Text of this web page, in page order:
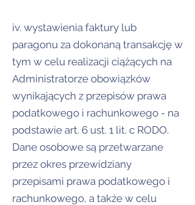
iv. wystawienia faktury lub
paragonu za dokonaną transakcję w
tym w celu realizacji ciążących na
Administratorze obowiązków
wynikających z przepisów prawa
podatkowego i rachunkowego - na
podstawie art. 6 ust. 1 lit. c RODO.
Dane osobowe są przetwarzane
przez okres przewidziany
przepisami prawa podatkowego i
rachunkowego, a także w celu